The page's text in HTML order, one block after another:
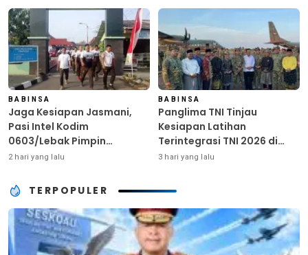
Terdampak Kemarau
BABINSA
Jaga Kesiapan Jasmani,
Pasi Intel Kodim
0603/Lebak Pimpin
Pembinaan Fisik Rutin
2 hari yang lalu
BABINSA
Panglima TNI Tinjau
Kesiapan Latihan
Terintegrasi TNI 2026 di
Dabo Singkep
3 hari yang lalu
TERPOPULER